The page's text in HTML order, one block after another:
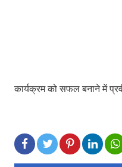
कार्यक्रम को सफल बनाने में